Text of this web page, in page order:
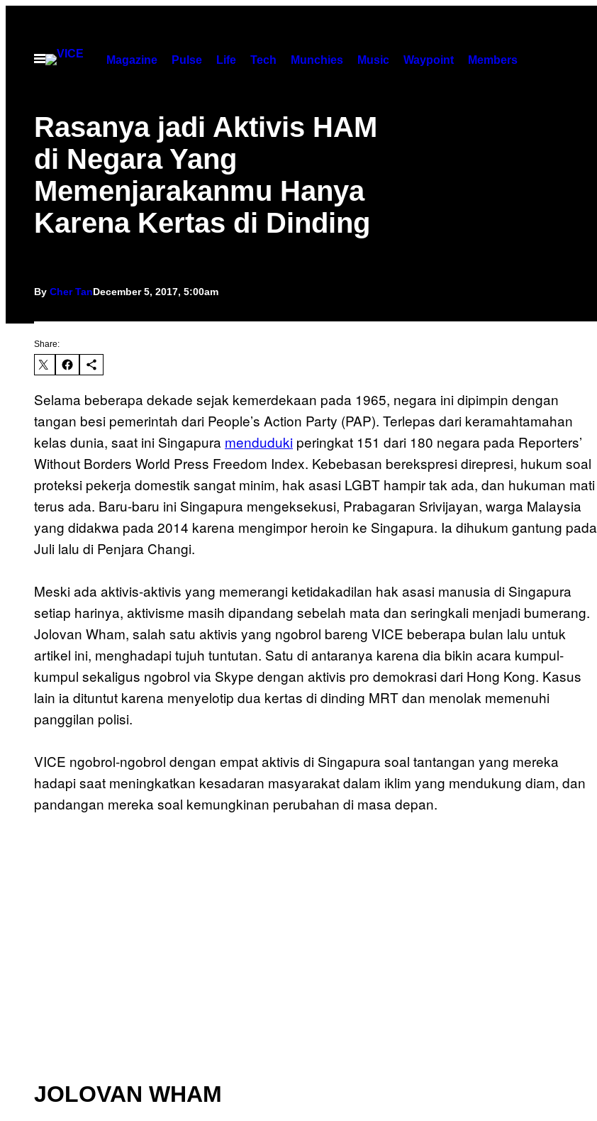
contentOpen
Magazine Pulse Life Tech Munchies Music Waypoint Members
Rasanya jadi Aktivis HAM
di Negara Yang
Memenjarakanmu Hanya
Karena Kertas di Dinding
By Cher TanDecember 5, 2017, 5:00am
Share:
Selama beberapa dekade sejak kemerdekaan pada 1965, negara ini dipimpin dengan
tangan besi pemerintah dari People’s Action Party (PAP). Terlepas dari keramahtamahan
kelas dunia, saat ini Singapura menduduki peringkat 151 dari 180 negara pada Reporters’
Without Borders World Press Freedom Index. Kebebasan berekspresi direpresi, hukum soal
proteksi pekerja domestik sangat minim, hak asasi LGBT hampir tak ada, dan hukuman mati
terus ada. Baru-baru ini Singapura mengeksekusi, Prabagaran Srivijayan, warga Malaysia
yang didakwa pada 2014 karena mengimpor heroin ke Singapura. Ia dihukum gantung pada
Juli lalu di Penjara Changi.
Meski ada aktivis-aktivis yang memerangi ketidakadilan hak asasi manusia di Singapura
setiap harinya, aktivisme masih dipandang sebelah mata dan seringkali menjadi bumerang.
Jolovan Wham, salah satu aktivis yang ngobrol bareng VICE beberapa bulan lalu untuk
artikel ini, menghadapi tujuh tuntutan. Satu di antaranya karena dia bikin acara kumpul-
kumpul sekaligus ngobrol via Skype dengan aktivis pro demokrasi dari Hong Kong. Kasus
lain ia dituntut karena menyelotip dua kertas di dinding MRT dan menolak memenuhi
panggilan polisi.
VICE ngobrol-ngobrol dengan empat aktivis di Singapura soal tantangan yang mereka
hadapi saat meningkatkan kesadaran masyarakat dalam iklim yang mendukung diam, dan
pandangan mereka soal kemungkinan perubahan di masa depan.
JOLOVAN WHAM